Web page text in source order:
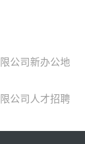
公司新办公地
公司人才招聘